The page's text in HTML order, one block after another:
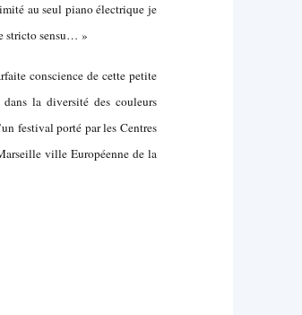
au seul piano électrique je
stricto sensu… »
conscience de cette petite
la diversité des couleurs
festival porté par les Centres
ville Européenne de la